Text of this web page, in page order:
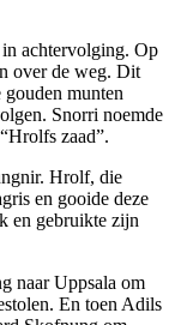
achtervolging. Op
over de weg. Dit
gouden munten
Snorri noemde
zaad”.
Hrolf, die
en gooide deze
en gebruikte zijn
naar Uppsala om
En toen Adils